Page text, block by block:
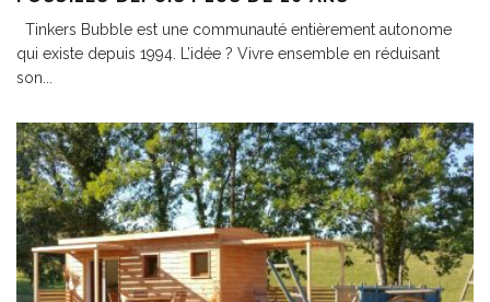
Tinkers Bubble est une communauté entièrement autonome
qui existe depuis 1994. L’idée ? Vivre ensemble en réduisant
son